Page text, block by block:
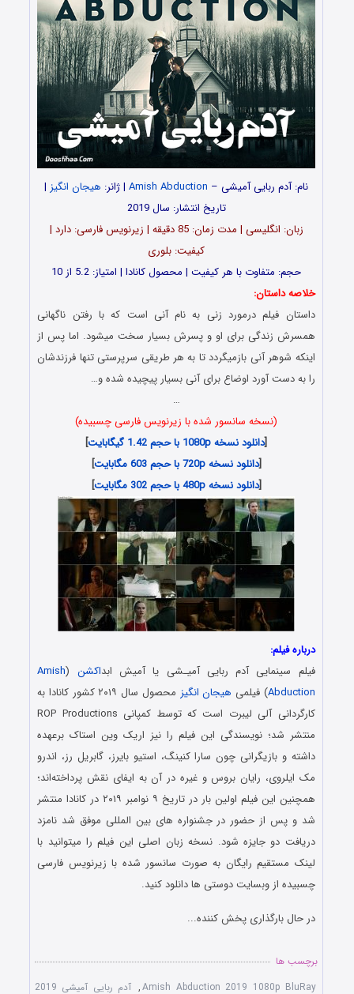
نام: آدم ربایی آمیشی – Amish Abduction | ژانر: هیجان انگیز |
تاریخ انتشار: سال 2019
زبان: انگلیسی | مدت زمان: 85 دقیقه | زیرنویس فارسی: دارد |
کیفیت: بلوری
حجم: متفاوت با هر کیفیت | محصول کانادا | امتیاز: 5.2 از 10
خلاصه داستان:
داستان فیلم درمورد زنی به نام آنی است که با رفتن ناگهانی
همسرش زندگی برای او و پسرش بسیار سخت میشود. اما پس از
اینکه شوهر آنی بازمیگردد تا به هر طریقی سرپرستی تنها فرزندشان
را به دست آورد اوضاع برای آنی بسیار پیچیده شده و…
…
(نسخه سانسور شده با زیرنویس فارسی چسبیده)
[دانلود نسخه 1080p با حجم 1.42 گیگابایت
]
[دانلود نسخه 720p با حجم 603 مگابایت
]
[دانلود نسخه 480p با حجم 302 مگابایت ]
درباره فیلم:
فیلم سینمایی آدم ربایی آمیـشی یا آمیش ابداکشن (
Amish
Abduction) فیلمی هیجان انگیز
محصول سال ۲۰۱۹ کشور کانادا به
کارگردانی آلی لیبرت است که توسط کمپانی ROP Productions
منتشر شد؛ نویسندگی این فیلم را نیز اریک وین استاک برعهده
داشته و بازیگرانی چون سارا کنینگ، استیو بایرز، گابریل رز، اندرو
مک ایلروی، رایان بروس و غیره در آن به ایفای نقش پرداخته‌اند؛
همچنین این فیلم اولین بار در تاریخ ۹ نوامبر ۲۰۱۹ در کانادا منتشر
شد و پس از حضور در جشنواره های بین المللی موفق شد نامزد
دریافت دو جایزه شود. نسخه زبان اصلی این فیلم را میتوانید با
لینک مستقیم رایگان به صورت سانسور شده با زیرنویس فارسی
چسبیده از وبسایت دوستی ها دانلود کنید.
در حال بارگذاری پخش کننده...
برچسب ها
Amish Abduction 2019 1080p BluRay
, آدم ربایی آمیشی 2019